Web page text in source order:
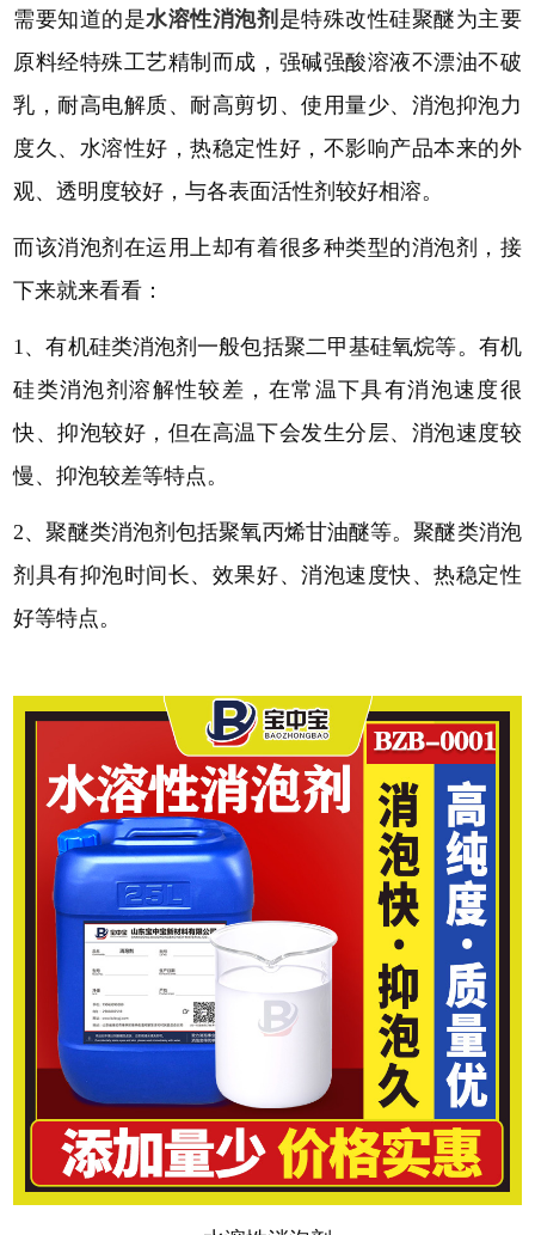
需要知道的是水溶性消泡剂 是特殊改性硅聚醚为主要
原料经特殊工艺精制而成，强碱强酸溶液不漂油不破
乳，耐高电解质、耐高剪切、使用量少、消泡抑泡力
度久、水溶性好，热稳定性好，不影响产品本来的外
观、透明度较好，与各表面活性剂较好相溶。
而该消泡剂在运用上却有着很多种类型的消泡剂，接
下来就来看看：
1、有机硅类消泡剂一般包括聚二甲基硅氧烷等。有机
硅类消泡剂溶解性较差，在常温下具有消泡速度很
快、抑泡较好，但在高温下会发生分层、消泡速度较
慢、抑泡较差等特点。
2、聚醚类消泡剂包括聚氧丙烯甘油醚等。聚醚类消泡
剂具有抑泡时间长、效果好、消泡速度快、热稳定性
好等特点。